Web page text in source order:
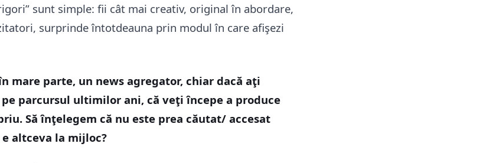
sunt simple: fii cât mai creativ, original în abordare,
surprinde întotdeauna prin modul în care afişezi
mare parte, un news agregator, chiar dacă aţi
parcursul ultimilor ani, că veţi începe a produce
Să înţelegem că nu este prea căutat/ accesat
altceva la mijloc?